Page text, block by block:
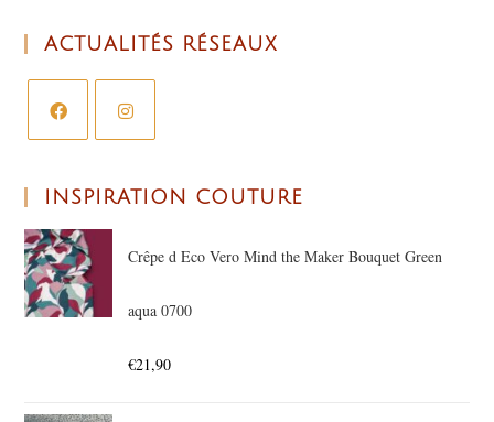
ACTUALITÉS RÉSEAUX
INSPIRATION COUTURE
Crêpe d Eco Vero Mind the Maker Bouquet Green
aqua 0700
€21,90